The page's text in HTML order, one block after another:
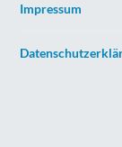
Impressum